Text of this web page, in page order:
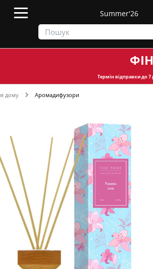
Summer'26
Термін відправкидо 7
дому Аромадифузори